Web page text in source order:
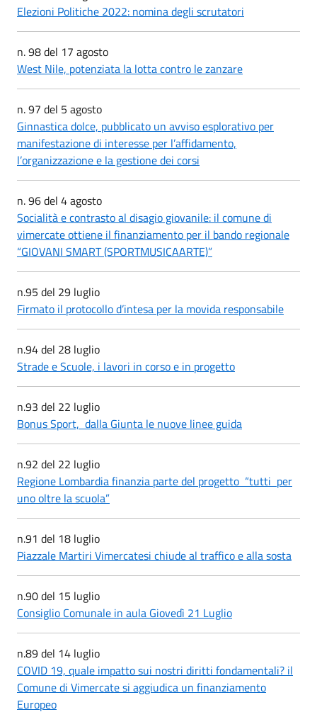
Elezioni Politiche 2022: nomina degli scrutatori
n. 98 del 17 agosto
West Nile, potenziata la lotta contro le zanzare
n. 97 del 5 agosto
Ginnastica dolce, pubblicato un avviso esplorativo per
manifestazione di interesse per l’affidamento,
l’organizzazione e la gestione dei corsi
n. 96 del 4 agosto
Socialità e contrasto al disagio giovanile: il comune di
vimercate ottiene il finanziamento per il bando regionale
“GIOVANI SMART (SPORTMUSICAARTE)”
n.95 del 29 luglio
Firmato il protocollo d’intesa per la movida responsabile
n.94 del 28 luglio
Strade e Scuole, i lavori in corso e in progetto
n.93 del 22 luglio
Bonus Sport, dalla Giunta le nuove linee guida
n.92 del 22 luglio
Regione Lombardia finanzia parte del progetto “tutti per
uno oltre la scuola”
n.91 del 18 luglio
Piazzale Martiri Vimercatesi chiude al traffico e alla sosta
n.90 del 15 luglio
Consiglio Comunale in aula Giovedì 21 Luglio
n.89 del 14 luglio
COVID 19, quale impatto sui nostri diritti fondamentali? il
Comune di Vimercate si aggiudica un finanziamento
Europeo